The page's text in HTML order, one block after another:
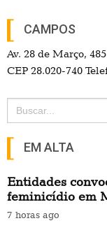
CAMPOS
Av. 28 de Março,
CEP 28.020-740
Search
for:
EM ALTA
Entidades
feminicídio em
7 horas ago